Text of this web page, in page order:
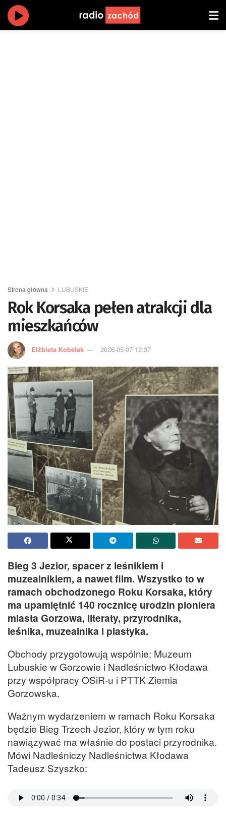
Strona główna LUBUSKIE
Rok Korsaka pełen atrakcji dla
mieszkańców
Elżbieta Kobelak 2026-05-07 12:37
Bieg 3 Jezior, spacer z leśnikiem i
muzealnikiem, a nawet film. Wszystko to w
ramach obchodzonego Roku Korsaka, który
ma upamiętnić 140 rocznicę urodzin pioniera
miasta Gorzowa, literaty, przyrodnika,
leśnika, muzealnika i plastyka.
Obchody przygotowują wspólnie: Muzeum
Lubuskie w Gorzowie i Nadleśnictwo Kłodawa
przy współpracy OSiR-u i PTTK Ziemia
Gorzowska.
Ważnym wydarzeniem w ramach Roku Korsaka
będzie Bieg Trzech Jezior, który w tym roku
nawiązywać ma właśnie do postaci przyrodnika.
Mówi Nadleśniczy Nadleśnictwa Kłodawa
Tadeusz Szyszko: